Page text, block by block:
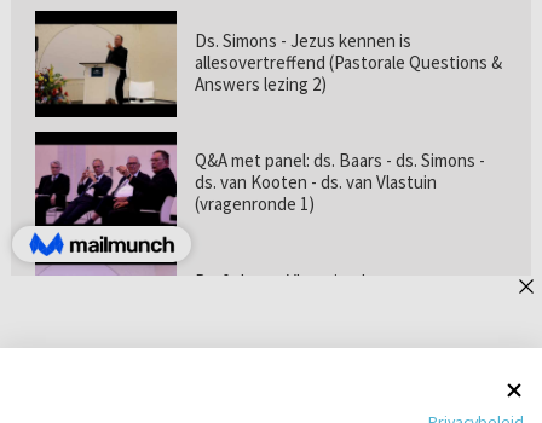
Ds. Simons - Jezus kennen is
allesovertreffend (Pastorale Questions &
Answers lezing 2)
Q&A met panel: ds. Baars - ds. Simons -
ds. van Kooten - ds. van Vlastuin
(vragenronde 1)
Prof. dr. van Vlastuin - Is